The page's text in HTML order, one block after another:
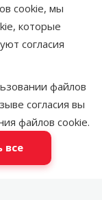
cookie, мы
которые
согласия
файлов
согласия вы
файлов cookie.
все
недоступен
недоступен